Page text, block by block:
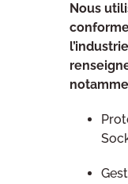
Nous